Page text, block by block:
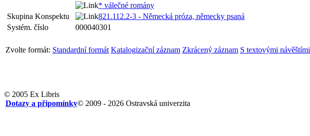
* válečné romány
Skupina Konspektu
821.112.2-3 - Německá próza, německy psaná
Systém. číslo
000040301
Zvolte formát: Standardní formát Katalogizační záznam Zkrácený záznam S textovými návěštími
© 2005 Ex Libris
© 2009 - 2026 Ostravská univerzita
Dotazy a připomínky